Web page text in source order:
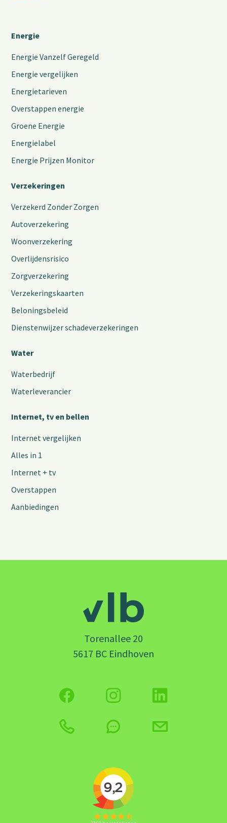
Energie
Energie Vanzelf Geregeld
Energie vergelijken
Energietarieven
Overstappen energie
Groene Energie
Energielabel
Energie Prijzen Monitor
Verzekeringen
Verzekerd Zonder Zorgen
Autoverzekering
Woonverzekering
Overlijdensrisico
Zorgverzekering
Verzekeringskaarten
Beloningsbeleid
Dienstenwijzer schadeverzekeringen
Water
Waterbedrijf
Waterleverancier
Internet, tv en bellen
Internet vergelijken
Alles in 1
Internet + tv
Overstappen
Aanbiedingen
Torenallee 20
5617 BC Eindhoven